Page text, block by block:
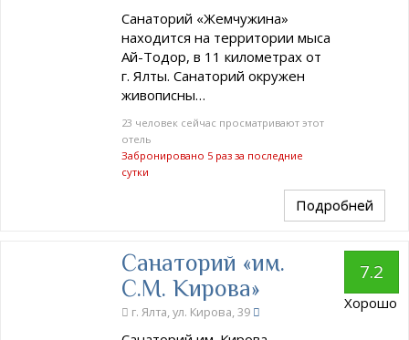
Санаторий «Жемчужина»
находится на территории мыса
Ай-Тодор, в 11 километрах от
г. Ялты. Санаторий окружен
живописны…
23 человек сейчас просматривают этот
отель
Забронировано 5 раз за последние
сутки
Подробней
Санаторий «им.
С.М. Кирова»
г. Ялта, ул. Кирова, 39
7.2
Хорошо